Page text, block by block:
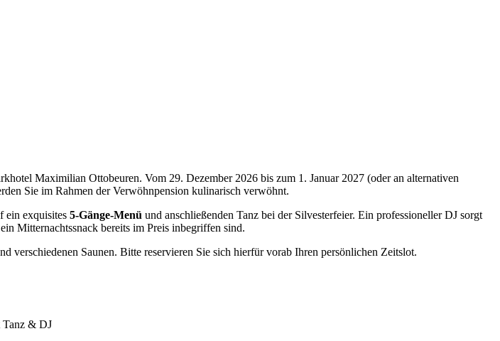
Maximilian Ottobeuren. Vom 29. Dezember 2026 bis zum 1. Januar 2027 (oder an alternativen
Sie im Rahmen der Verwöhnpension kulinarisch verwöhnt.
ein exquisites 5-Gänge-Menü und anschließenden Tanz bei der Silvesterfeier. Ein professioneller DJ sorgt
Mitternachtssnack bereits im Preis inbegriffen sind.
verschiedenen Saunen. Bitte reservieren Sie sich hierfür vorab Ihren persönlichen Zeitslot.
Tanz & DJ